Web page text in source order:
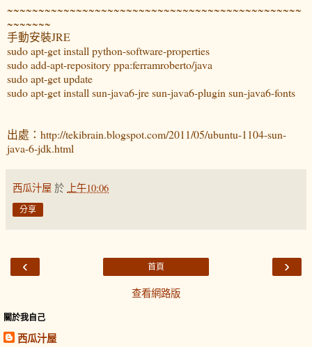
~~~~~~~~~~~~~~~~~~~~~~~~~~~~~~~~~~~~~~~~~~~~~~~
~~~~~~~
手動安裝JRE
sudo apt-get install python-software-properties
sudo add-apt-repository ppa:ferramroberto/java
sudo apt-get update
sudo apt-get install sun-java6-jre sun-java6-plugin sun-java6-fonts
出處：http://tekibrain.blogspot.com/2011/05/ubuntu-1104-sun-
java-6-jdk.html
西瓜汁屋 於 上午10:06
分享
‹ ›
首頁
查看網路版
關於我自己
西瓜汁屋